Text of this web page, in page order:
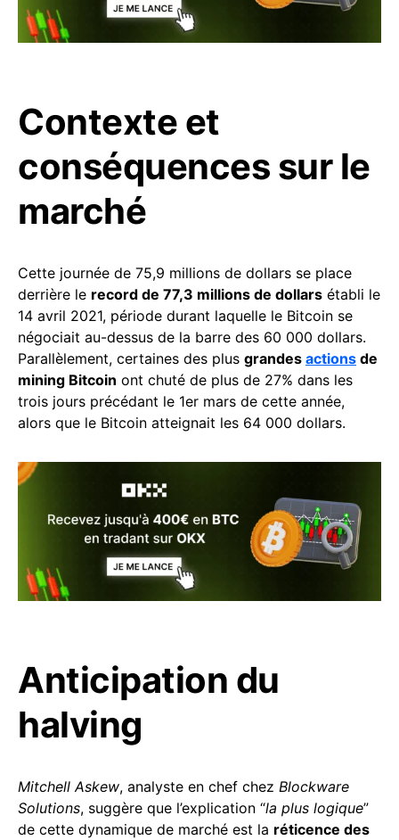
Contexte et
conséquences sur le
marché
Cette journée de 75,9 millions de dollars se place
derrière le record de 77,3 millions de dollars établi le
14 avril 2021, période durant laquelle le Bitcoin se
négociait au-dessus de la barre des 60 000 dollars.
Parallèlement, certaines des plus grandes actions de
mining Bitcoin ont chuté de plus de 27% dans les
trois jours précédant le 1er mars de cette année,
alors que le Bitcoin atteignait les 64 000 dollars.
Anticipation du
halving
Mitchell Askew, analyste en chef chez Blockware
Solutions, suggère que l’explication “la plus logique”
de cette dynamique de marché est la réticence des